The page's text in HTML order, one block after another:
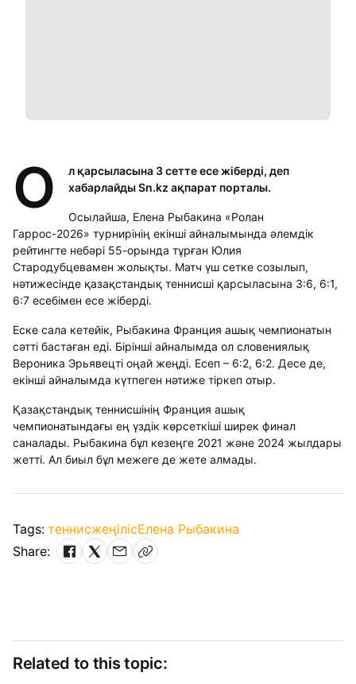
О
л қарсыласына 3 сетте есе жіберді, деп
хабарлайды Sn.kz ақпарат порталы.
Осылайша, Елена Рыбакина «Ролан
Гаррос-2026» турнирінің екінші айналымында әлемдік
рейтингте небәрі 55-орында тұрған Юлия
Стародубцевамен жолықты. Матч үш сетке созылып,
нәтижесінде қазақстандық теннисші қарсыласына 3:6, 6:1,
6:7 есебімен есе жіберді.
Еске сала кетейік, Рыбакина Франция ашық чемпионатын
сәтті бастаған еді. Бірінші айналымда ол словениялық
Вероника Эрьявецті оңай жеңді. Есеп – 6:2, 6:2. Десе де,
екінші айналымда күтпеген нәтиже тіркеп отыр.
Қазақстандық теннисшінің Франция ашық
чемпионатындағы ең үздік көрсеткіші ширек финал
саналады. Рыбакина бұл кезеңге 2021 және 2024 жылдары
жетті. Ал биыл бұл межеге де жете алмады.
Tags: теннисжеңілісЕлена Рыбакина
Share:
Related to this topic: